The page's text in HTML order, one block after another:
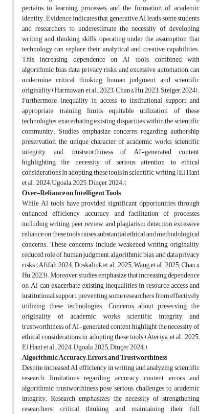
pertains to learning processes and the formation of academic
identity. Evidence indicates that generative AI leads some students
and researchers to underestimate the necessity of developing
writing and thinking skills, operating under the assumption that
technology can replace their analytical and creative capabilities.
This increasing dependence on AI tools, combined with
algorithmic bias, data privacy risks, and excessive automation, can
undermine critical thinking, human judgment, and scientific
originality (Harmawan et al., 2023; Chan & Hu, 2023; Steiger, 2024).
Furthermore, inequality in access to institutional support and
appropriate training limits equitable utilization of these
technologies, exacerbating existing disparities within the scientific
community. Studies emphasize concerns regarding authorship
preservation, the unique character of academic works, scientific
integrity, and trustworthiness of AI-generated content,
highlighting the necessity of serious attention to ethical
considerations in adopting these tools in scientific writing (El Hani
et al., 2024; Ugoala, 2025; Dinçer, 2024).
Over-Reliance on Intelligent Tools
While AI tools have provided significant opportunities through
enhanced efficiency, accuracy, and facilitation of processes
including writing, peer review, and plagiarism detection, excessive
reliance on these tools raises substantial ethical and methodological
concerns. These concerns include weakened writing originality,
reduced role of human judgment, algorithmic bias, and data privacy
risks (Afifah, 2024; Doskaliuk et al., 2025; Wang et al., 2025; Chan &
Hu, 2023). Moreover, studies emphasize that increasing dependence
on AI can exacerbate existing inequalities in resource access and
institutional support, preventing some researchers from effectively
utilizing these technologies. Concerns about preserving the
originality of academic works, scientific integrity, and
trustworthiness of AI-generated content highlight the necessity of
ethical considerations in adopting these tools (Ateriya et al., 2025;
El Hani et al., 2024; Ugoala, 2025; Dinçer, 2024).
Algorithmic Accuracy, Errors, and Trustworthiness
Despite increased AI efficiency in writing and analyzing scientific
research, limitations regarding accuracy, content errors, and
algorithmic trustworthiness pose serious challenges to academic
integrity. Research emphasizes the necessity of strengthening
researchers' critical thinking and maintaining their full